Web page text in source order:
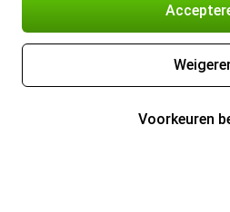
Voorkeuren